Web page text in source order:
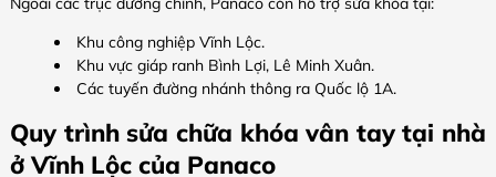
Khu công nghiệp Vĩnh Lộc.
Khu vực giáp ranh Bình Lợi, Lê Minh Xuân.
Các tuyến đường nhánh thông ra Quốc lộ 1A.
Quy trình sửa chữa khóa vân tay tại nhà
ở Vĩnh Lộc của Panaco